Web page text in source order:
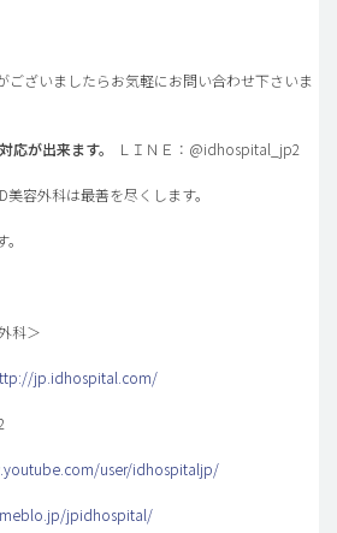
ございましたらお気軽にお問い合わせ下さいま
応が出来ます。 ＬＩＮＥ：@idhospital_jp2
容外科は最善を尽くします。
科＞
jp.idhospital.com/
user/idhospitaljp/
jpidhospital/